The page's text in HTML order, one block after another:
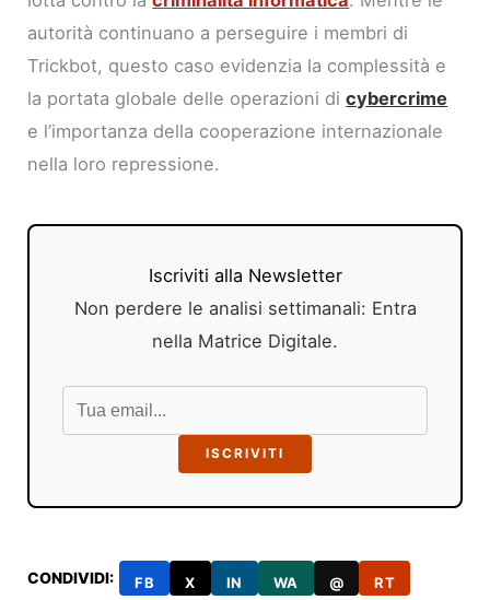
autorità continuano a perseguire i membri di
Trickbot, questo caso evidenzia la complessità e
la portata globale delle operazioni dicybercrime
e l’importanza della cooperazione internazionale
nella loro repressione.
Iscriviti alla Newsletter
Non perdere le analisi settimanali: Entra
nella Matrice Digitale.
ISCRIVITI
CONDIVIDI: FB X IN WA @ RT